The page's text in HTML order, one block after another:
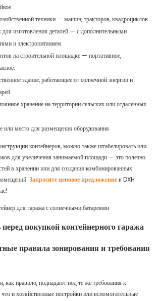
техники — машин, тракторов, квадроциклов
для изготовления деталей — с дополнительными
и электропитанием.
на строительной площадке — портативное,
здание, работающее от солнечной энергии и
хранение на территории сельских или отдаленных
или место для размещения оборудования
контейнеров, можно также штабелировать или
для увеличения занимаемой площади — это полезно
в хранении или для создания комбинированных
Запросите ценовое предложениев DXH
покупкой контейнерного гаража
правила зонирования и требования
как правило, подпадают под те же требования к
и хозяйственные постройки или вспомогательные